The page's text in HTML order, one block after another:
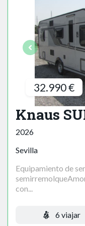
32.990 €
Knaus
2026
Sevilla
Equipamiento de
con...
6 viajar